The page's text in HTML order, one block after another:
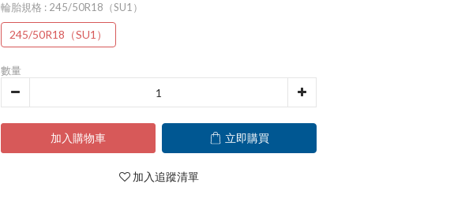
輪胎規格 : 245/50R18（SU1）
245/50R18（SU1）
數量
加入購物車 立即購買
加入追蹤清單